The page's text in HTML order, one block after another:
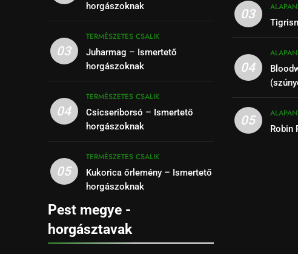
horgászoknak
03
TERMÉSZETES CSALIK
Juharmag – Ismertető
horgászoknak
04
TERMÉSZETES CSALIK
Csicseriborsó – Ismertető
horgászoknak
05
TERMÉSZETES CSALIK
Kukorica őrlemény – Ismertető
horgászoknak
Pest megye -
horgásztavak
03
04
05
Robin